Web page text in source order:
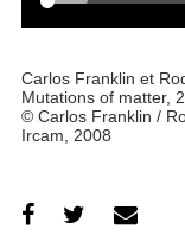
Carlos Franklin et
Mutations of matter,
© Carlos Franklin /
Ircam, 2008